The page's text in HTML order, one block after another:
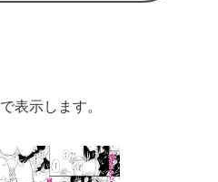
表示します。